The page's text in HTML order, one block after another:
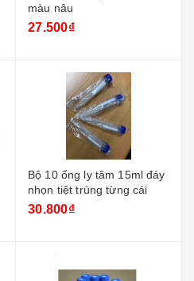
màu nâu
27.500₫
Bộ 10 ống ly tâm 15ml đáy
nhọn tiệt trùng từng cái
30.800₫